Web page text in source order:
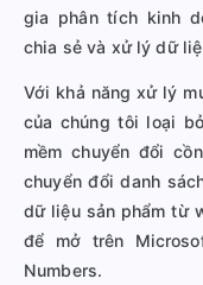
gia phân tích kinh
chia sẻ và xử lý dữ
Với khả năng xử lý
của chúng tôi loại
mềm chuyển đổi
chuyển đổi danh
dữ liệu sản phẩm từ
để mở trên
Numbers.